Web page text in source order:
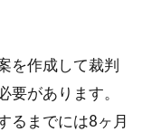
を作成して裁判
があります。
るまでには8ヶ月